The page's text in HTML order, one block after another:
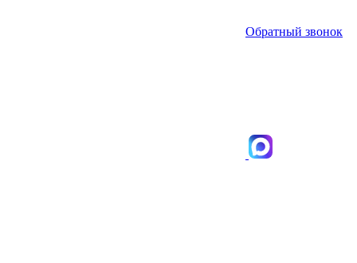
Обратный звонок